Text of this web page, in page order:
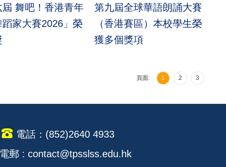
屆 舞吧！香港青年
蹈家大賽2026」榮
第九屆全球華語朗誦大賽
（香港賽區）本校學生榮
獲多個獎項
頁面: 1 2 3
電話：(852)2640 4933
電郵 : contact@tpsslss.edu.hk